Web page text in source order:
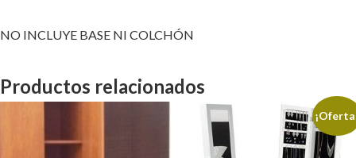
NO INCLUYE BASE NI COLCHÓN
Productos relacionados